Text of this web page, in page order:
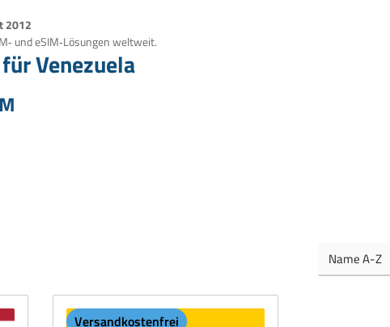
2012
und eSIM‑Lösungen weltweit.
Venezuela
Versandkostenfrei